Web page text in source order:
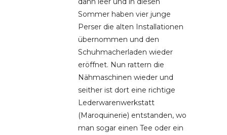
Sommer haben vier junge
Perser die alten Installationen
übernommen und den
Schuhmacherladen wieder
eröffnet. Nun rattern die
Nähmaschinen wieder und
seither ist dort eine richtige
Lederwarenwerkstatt
(Maroquinerie) entstanden, wo
man sogar einen Tee oder ein